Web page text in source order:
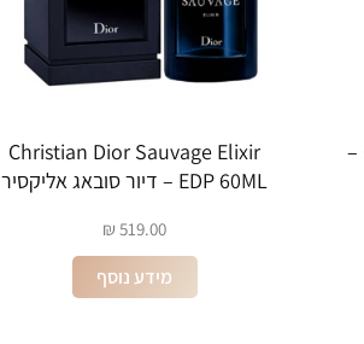
Guerlain Insolence EDP 75ML –
Christian Dior Sauvage Elixir
EDP 60ML – דיור סובאג אליקסיר
519.00
₪
מידע נוסף